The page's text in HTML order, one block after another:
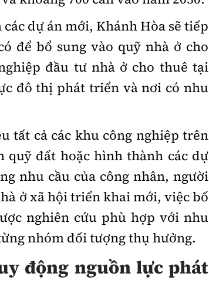
dự án mới, Khánh Hòa sẽ tiếp
để bổ sung vào quỹ nhà ở cho
đầu tư nhà ở cho thuê tại
đô thị phát triển và nơi có nhu
tất cả các khu công nghiệp trên
quỹ đất hoặc hình thành các dự
nhu cầu của công nhân, người
ở xã hội triển khai mới, việc bố
nghiên cứu phù hợp với nhu
nhóm đối tượng thụ hưởng.
động nguồn lực phát